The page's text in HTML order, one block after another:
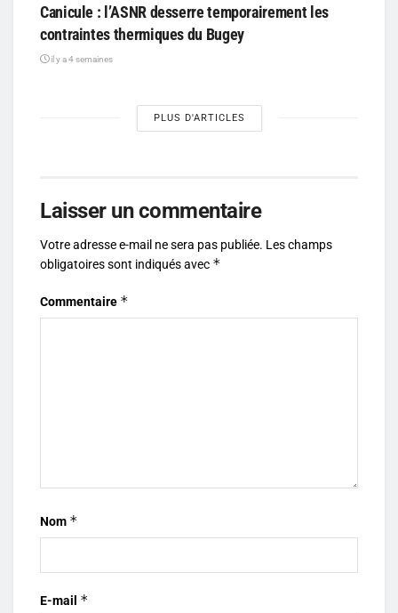
Canicule : l’ASNR desserre temporairement les
contraintes thermiques du Bugey
il y a 4 semaines
PLUS D'ARTICLES
Laisser un commentaire
Votre adresse e-mail ne sera pas publiée. Les champs
obligatoires sont indiqués avec *
Commentaire *
Nom *
E-mail *